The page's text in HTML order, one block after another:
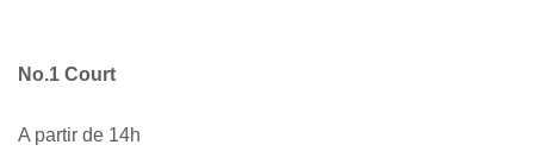
No.1 Court
A partir de 14h